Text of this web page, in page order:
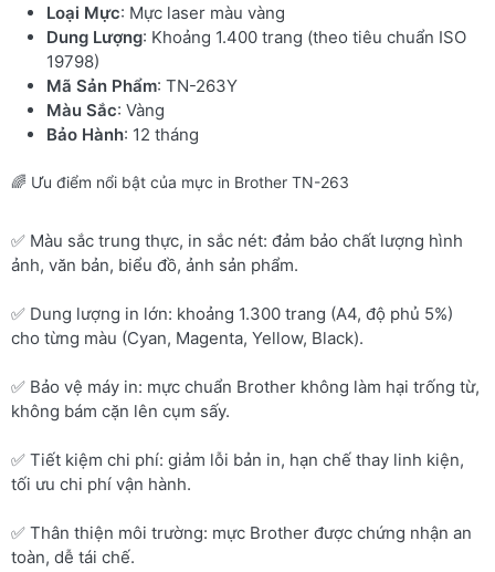
Loại Mực: Mực laser màu vàng
Dung Lượng: Khoảng 1.400 trang (theo tiêu chuẩn ISO
19798)
Mã Sản Phẩm: TN-263Y
Màu Sắc: Vàng
Bảo Hành: 12 tháng
🌈 Ưu điểm nổi bật của mực in Brother TN-263
✅ Màu sắc trung thực, in sắc nét: đảm bảo chất lượng hình
ảnh, văn bản, biểu đồ, ảnh sản phẩm.
✅ Dung lượng in lớn: khoảng 1.300 trang (A4, độ phủ 5%)
cho từng màu (Cyan, Magenta, Yellow, Black).
✅ Bảo vệ máy in: mực chuẩn Brother không làm hại trống từ,
không bám cặn lên cụm sấy.
✅ Tiết kiệm chi phí: giảm lỗi bản in, hạn chế thay linh kiện,
tối ưu chi phí vận hành.
✅ Thân thiện môi trường: mực Brother được chứng nhận an
toàn, dễ tái chế.